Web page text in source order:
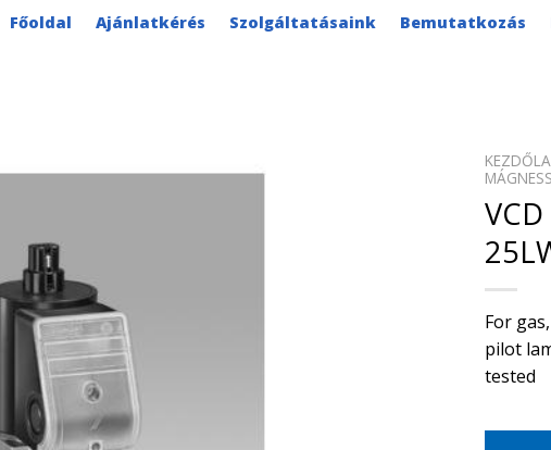
Főoldal Ajánlatkérés Szolgáltatásaink Bemutatkozás
For
pilot
tested